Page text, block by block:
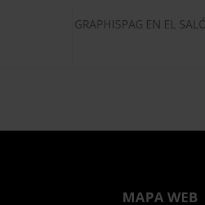
GRAPHISPAG EN EL
MAPA WEB